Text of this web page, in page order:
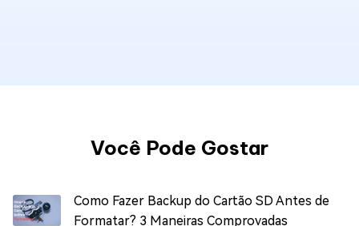
Você Pode Gostar
Como Fazer Backup do Cartão SD Antes de
Formatar? 3 Maneiras Comprovadas